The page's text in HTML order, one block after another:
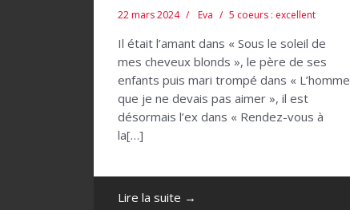
22 mars 2024 Eva 5 coeurs : excellent
Il était l’amant dans « Sous le soleil de
mes cheveux blonds », le père de ses
enfants puis mari trompé dans « L’homme
que je ne devais pas aimer », il est
désormais l’ex dans « Rendez-vous à
la[…]
Lire la suite →